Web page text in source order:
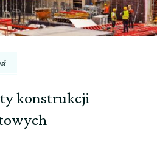
konstrukcji